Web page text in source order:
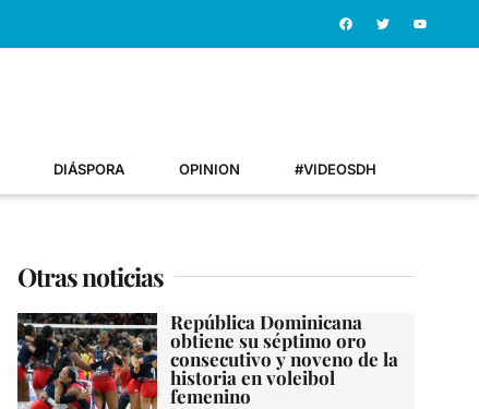
DIÁSPORA OPINION #VIDEOSDH
Otras noticias
República Dominicana
obtiene su séptimo oro
consecutivo y noveno de la
historia en voleibol
femenino